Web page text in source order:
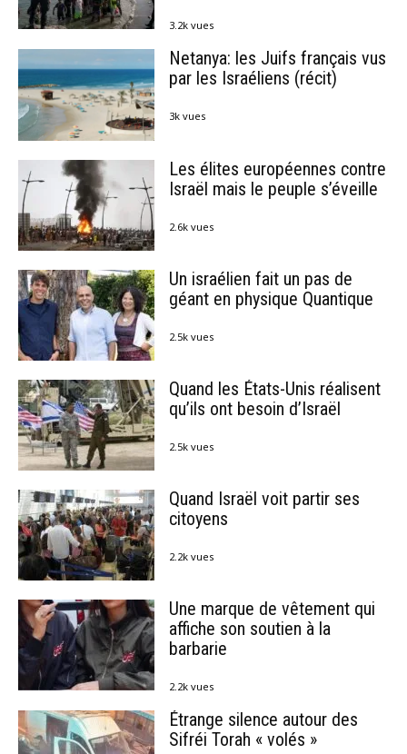
3.2k vues
Netanya: les Juifs français vus
par les Israéliens (récit)
3k vues
Les élites européennes contre
Israël mais le peuple s’éveille
2.6k vues
Un israélien fait un pas de
géant en physique Quantique
2.5k vues
Quand les États-Unis réalisent
qu’ils ont besoin d’Israël
2.5k vues
Quand Israël voit partir ses
citoyens
2.2k vues
Une marque de vêtement qui
affiche son soutien à la
barbarie
2.2k vues
Étrange silence autour des
Sifréi Torah « volés »